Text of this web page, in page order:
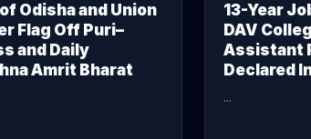
Odisha and Union
Flag Off Puri–
and Daily
Amrit Bharat
13-Year
DAV
Assistant
Declared
...